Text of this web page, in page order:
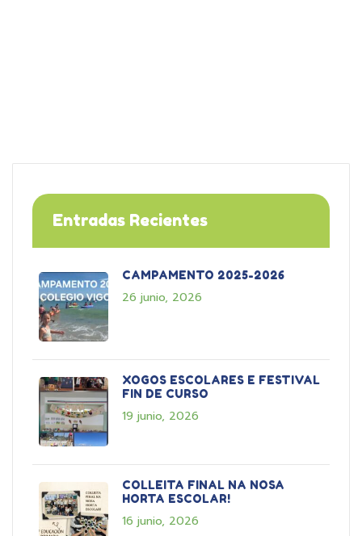
Entradas Recientes
CAMPAMENTO 2025-2026
26 junio, 2026
XOGOS ESCOLARES E FESTIVAL
FIN DE CURSO
19 junio, 2026
COLLEITA FINAL NA NOSA
HORTA ESCOLAR!
16 junio, 2026